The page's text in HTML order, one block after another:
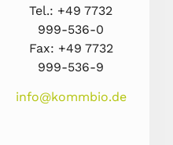
Tel.: +49 7732
999-536-0
Fax: +49 7732
999-536-9
info@kommbio.de